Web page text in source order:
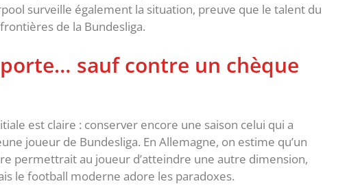
surveille également la situation, preuve que le talent du
de la Bundesliga.
sauf contre un chèque
est claire : conserver encore une saison celui qui a
joueur de Bundesliga. En Allemagne, on estime qu’un
permettrait au joueur d’atteindre une autre dimension,
le football moderne adore les paradoxes.